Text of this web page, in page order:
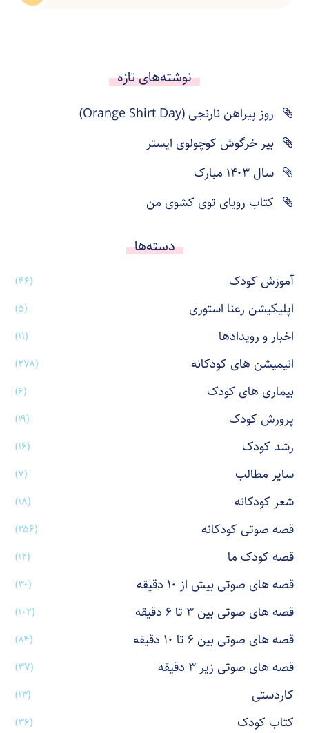
نوشته‌های تازه
روز پیراهن نارنجی (Orange Shirt Day)
بپر خرگوش کوچولوی ایستر
سال ۱۴۰۳ مبارک
کتاب رویای توی کشوی من
دسته‌ها
آموزش کودک (۴۶)
اپلیکیشن رعنا استوری (۵)
اخبار و رویدادها (۱۱)
انیمیشن های کودکانه (۲۷۸)
بیماری های کودک (۶)
پرورش کودک (۱۹)
رشد کودک (۱۶)
سایر مطالب (۷)
شعر کودکانه (۱۸)
قصه صوتی کودکانه (۲۵۶)
قصه کودک ما (۱۲)
قصه های صوتی بیش از ۱۰ دقیقه (۳۰)
قصه های صوتی بین ۳ تا ۶ دقیقه (۱۰۲)
قصه های صوتی بین ۶ تا ۱۰ دقیقه (۸۴)
قصه های صوتی زیر ۳ دقیقه (۳۷)
کاردستی (۱۳)
کتاب کودک (۳۶)